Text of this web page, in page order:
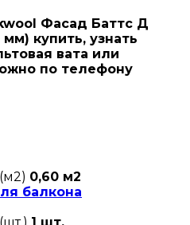
Фасад Баттс Д
купить, узнать
вата или
по телефону
0,60 м2
балкона